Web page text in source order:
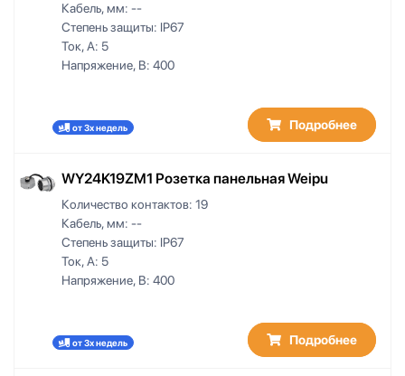
Кабель, мм: --
Степень защиты: IP67
Ток, А: 5
Напряжение, В: 400
от 3х недель Подробнее
WY24K19ZM1 Розетка панельная Weipu
Количество контактов: 19
Кабель, мм: --
Степень защиты: IP67
Ток, А: 5
Напряжение, В: 400
от 3х недель Подробнее